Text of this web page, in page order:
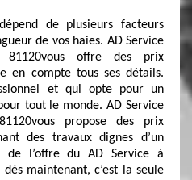
de plusieurs facteurs
de vos haies. AD Service
offre des prix
en compte tous ses détails.
et qui opte pour un
tout le monde. AD Service
propose des prix
des travaux dignes d’un
de l’offre du AD Service à
maintenant, c’est la seule